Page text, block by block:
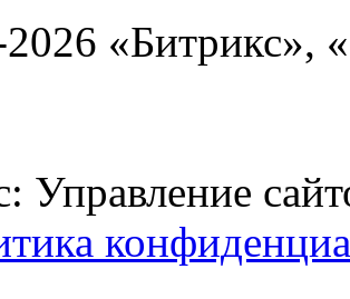
«Битрикс»,
Управление